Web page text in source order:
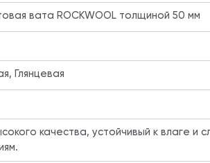
вата ROCKWOOL толщиной 50 мм
Глянцевая
качества, устойчивый к влаге и